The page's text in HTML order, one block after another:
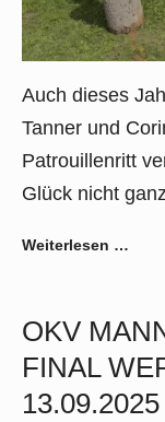
Auch dieses
Tanner und
Patrouillenritt
Glück nicht
Weiterlesen …
OKV
FINAL
13.09.2025